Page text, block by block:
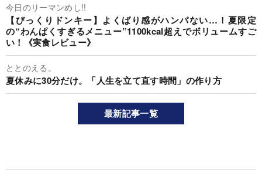
今日のリーマンめし!!
【びっくりドンキー】よくばり感がハンパない…！夏限定
の“わんぱくすぎるメニュー”1100kcal超えでボリュームすご
い！《実食レビュー》
ととのえる。
夏休みに30分だけ。「人生を立て直す時間」の作り方
最新記事一覧